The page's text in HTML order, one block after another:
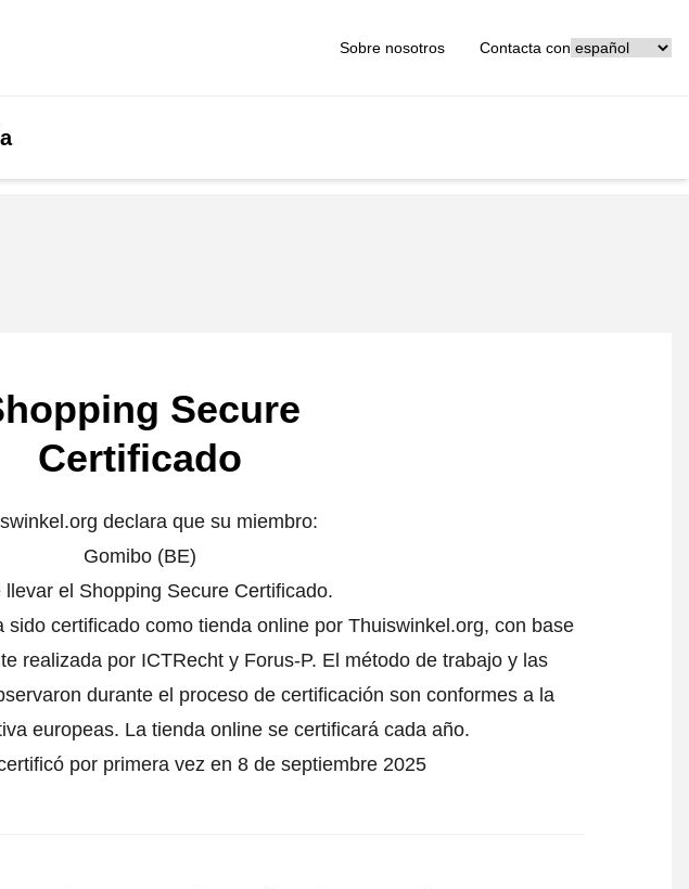
Sobre nosotros Contacta con
Secure
Certificado
declara que su miembro:
Gomibo (BE)
llevar el Shopping Secure Certificado.
certificado como tienda online por Thuiswinkel.org, con base
realizada por ICTRecht y Forus-P. El método de trabajo y las
durante el proceso de certificación son conformes a la
europeas. La tienda online se certificará cada año.
por primera vez en 8 de septiembre 2025